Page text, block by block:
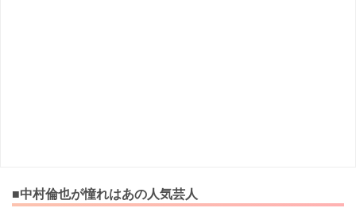
■中村倫也が憧れはあの人気芸人